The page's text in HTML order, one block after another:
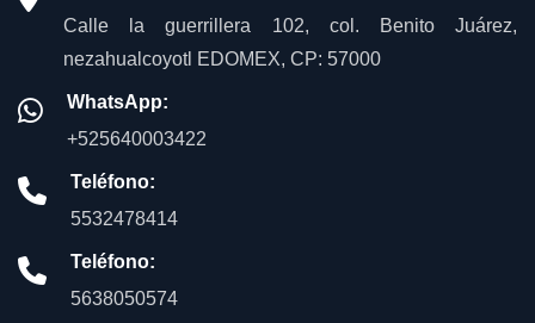
Calle la guerrillera 102, col. Benito Juárez,
nezahualcoyotl EDOMEX, CP: 57000
WhatsApp:
+525640003422
Teléfono:
5532478414
Teléfono:
5638050574